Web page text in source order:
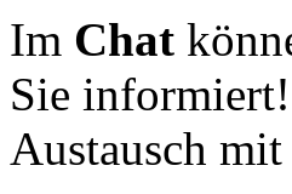
Im Chat
Sie
Austausch